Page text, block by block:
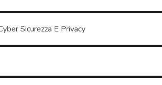
Sicurezza E Privacy